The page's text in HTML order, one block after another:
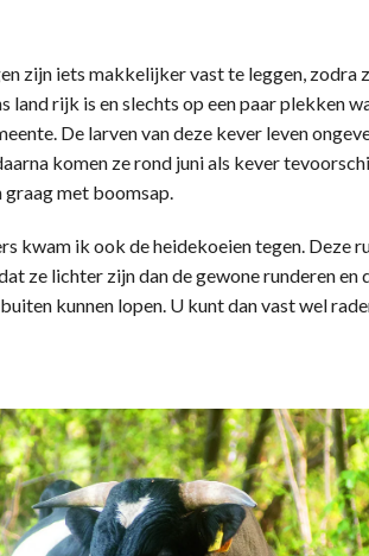
zijn iets makkelijker vast te leggen, zodra
rijk is en slechts op een paar plekken
De larven van deze kever leven
komen ze rond juni als kever
met boomsap.
kwam ik ook de heidekoeien tegen. Deze
ze lichter zijn dan de gewone runderen en
kunnen lopen. U kunt dan vast wel